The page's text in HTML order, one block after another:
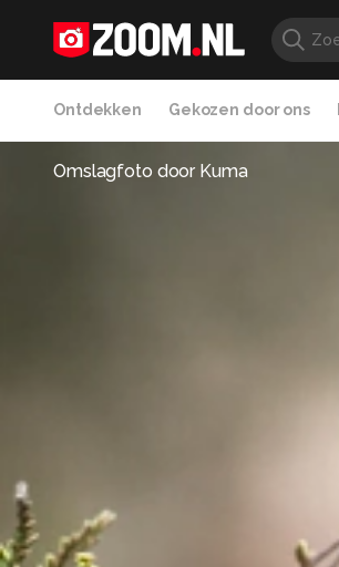
Ontdekken Gekozen door ons
Omslagfoto door Kuma